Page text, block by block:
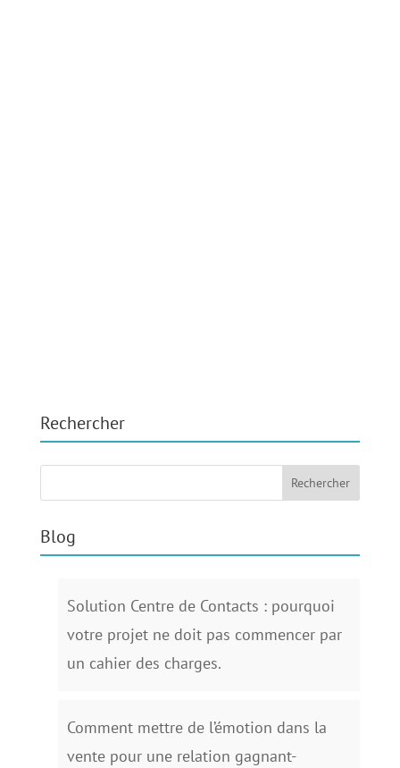
Rechercher
Blog
Solution Centre de Contacts : pourquoi
votre projet ne doit pas commencer par
un cahier des charges.
Comment mettre de l’émotion dans la
vente pour une relation gagnant-